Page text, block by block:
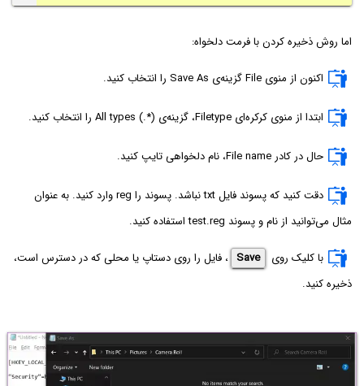
اما روش ذخیره کردن با فرمت دلخواه:
اکنون از منوی File گزینه‌ی Save As را انتخاب کنید.
ابتدا از منوی کرکره‌ای Filetype، گزینه‌ی All types (.*) را انتخاب کنید.
حال در کادر File name، نام دلخواهی تایپ کنید.
دقت کنید که پسوند فایل txt نباشد. پسوند را reg وارد کنید. به عنوان
مثال می‌توانید از نام و پسوند test.reg استفاده کنید.
با کلیک روی Save ، فایل را روی دستاپ یا محلی که در دسترس است،
ذخیره کنید.